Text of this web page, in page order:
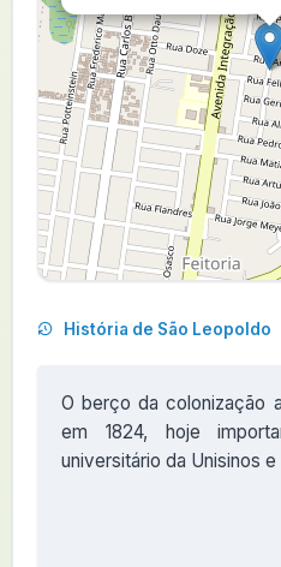
História de São Leopoldo
O berço da colonização
em 1824, hoje
universitário da Unisinos